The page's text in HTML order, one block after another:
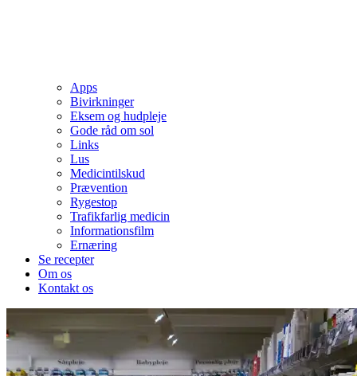
Apps
Bivirkninger
Eksem og hudpleje
Gode råd om sol
Links
Lus
Medicintilskud
Prævention
Rygestop
Trafikfarlig medicin
Informationsfilm
Ernæring
Se recepter
Om os
Kontakt os